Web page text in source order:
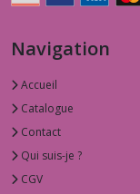
Navigation
Accueil
Catalogue
Contact
Qui suis-je ?
CGV